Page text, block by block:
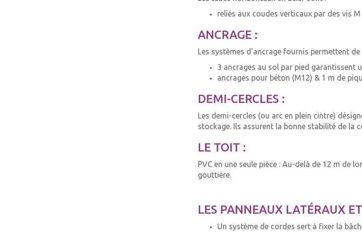
reliés aux coudes verticaux par des vis M
ANCRAGE :
Les systèmes d'ancrage fournis permettent
3 ancrages au sol par pied garantissent
ancrages pour béton (M12) & 1 m de
DEMI-CERCLES :
Les demi-cercles (ou arc en plein cintre)
stockage. Ils assurent la bonne stabilité de la
LE TOIT :
PVC en une seule pièce : Au-delà de 12 m de
gouttière.
LES PANNEAUX LATÉRAUX
Un système de cordes sert à fixer la